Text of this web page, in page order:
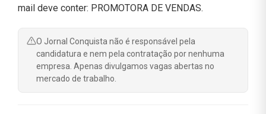
mail deve conter: PROMOTORA DE VENDAS.
O Jornal Conquista não é responsável pela
candidatura e nem pela contratação por nenhuma
empresa. Apenas divulgamos vagas abertas no
mercado de trabalho.